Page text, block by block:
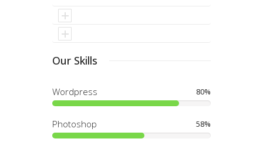
sadipscing elitr, sed diam
nonumy eirmod tempor
magna aliquyam erat, sed
diam voluptua.
amet, consetetur
invidunt ut labore et dolore
magna aliquyam erat, sed
diam voluptua.
Our Skills
Wordpress 80%
Photoshop 58%